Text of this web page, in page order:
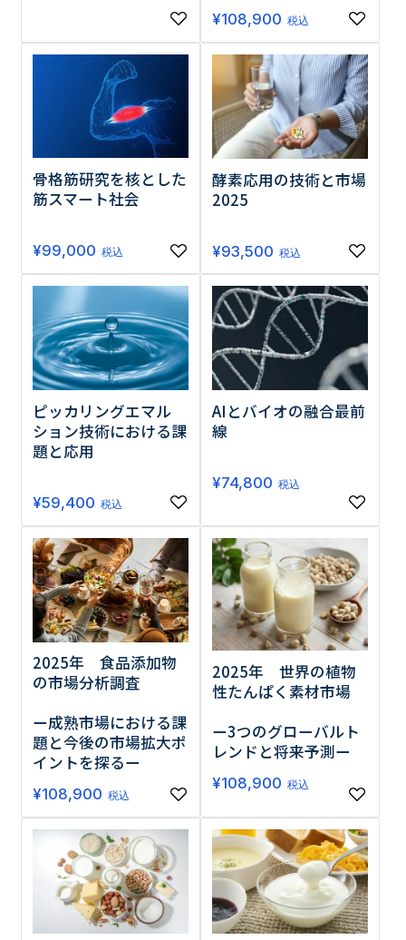
¥108,900 税込
骨格筋研究を核とした
筋スマート社会
¥99,000 税込
酵素応用の技術と市場
2025
¥93,500 税込
ピッカリングエマル
ション技術における課
題と応用
¥59,400 税込
AIとバイオの融合最前
線
¥74,800 税込
2025年 食品添加物
の市場分析調査
ー成熟市場における課
題と今後の市場拡大ポ
イントを探るー
¥108,900 税込
2025年 世界の植物
性たんぱく素材市場
ー3つのグローバルト
レンドと将来予測ー
¥108,900 税込